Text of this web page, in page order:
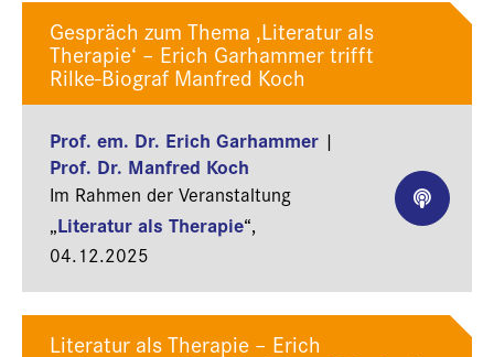
Gespräch zum Thema ‚Literatur als
Therapie‘ – Erich Garhammer trifft
Rilke-Biograf Manfred Koch
Prof. em. Dr. Erich Garhammer |
Prof. Dr. Manfred Koch
Im Rahmen der Veranstaltung
„Literatur als Therapie“,
04.12.2025
Literatur als Therapie – Erich